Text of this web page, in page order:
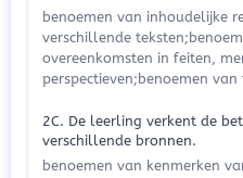
benoemen van inhoudelijke
verschillende
overeenkomsten in feiten,
perspectieven;benoemen
2C. De leerling verkent de
verschillende bronnen.
benoemen van kenmerken